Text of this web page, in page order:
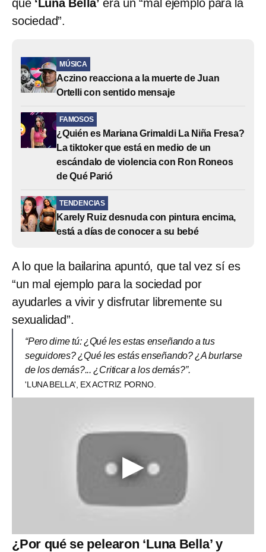
que ‘Luna Bella’ era un “mal ejemplo para la
sociedad”.
MÚSICA
Aczino reacciona a la muerte de Juan
Ortelli con sentido mensaje
FAMOSOS
¿Quién es Mariana Grimaldi La Niña Fresa?
La tiktoker que está en medio de un
escándalo de violencia con Ron Roneos
de Qué Parió
TENDENCIAS
Karely Ruiz desnuda con pintura encima,
está a días de conocer a su bebé
A lo que la bailarina apuntó, que tal vez sí es
“un mal ejemplo para la sociedad por
ayudarles a vivir y disfrutar libremente su
sexualidad”.
“Pero dime tú: ¿Qué les estas enseñando a tus
seguidores? ¿Qué les estás enseñando? ¿A burlarse
de los demás?... ¿Criticar a los demás?”.
'LUNA BELLA', EX ACTRIZ PORNO.
¿Por qué se pelearon ‘Luna Bella’ y